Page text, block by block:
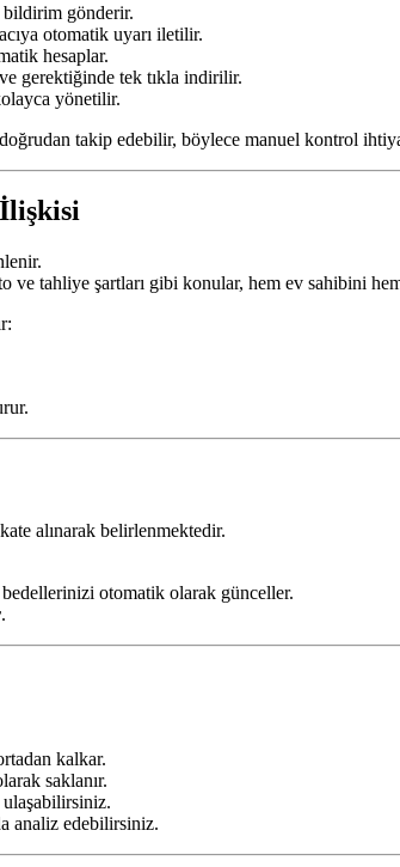
bildirim gönderir.
otomatik uyarı iletilir.
hesaplar.
gerektiğinde tek tıkla indirilir.
yönetilir.
takip edebilir, böylece manuel kontrol
ve tahliye şartları gibi konular, hem ev sahibini
alınarak belirlenmektedir.
otomatik olarak günceller.
.
kalkar.
saklanır.
analiz edebilirsiniz.